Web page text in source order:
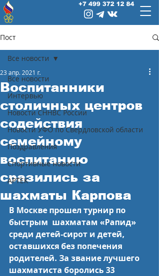
+7 499 372 12 84
Пост
Все новости
Интервью
Новости СННВС России
Новости УФО по Свердловской области
Поздравления
Спортивные новости
АРТЕК
Все новости
Воспитанники
столичных центров
содействия
семейному
воспитанию
сразились за
шахматы Карпова
23 апр. 2021 г.
В Москве прошел турнир по
быстрым  шахматам «Рапид»
среди детей-сирот и детей,
оставшихся без попечения
родителей. За звание лучшего
шахматиста боролись 33